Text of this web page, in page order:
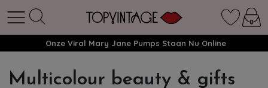
Onze Viral Mary Jane Pumps Staan Nu Online
Multicolour beauty & gifts